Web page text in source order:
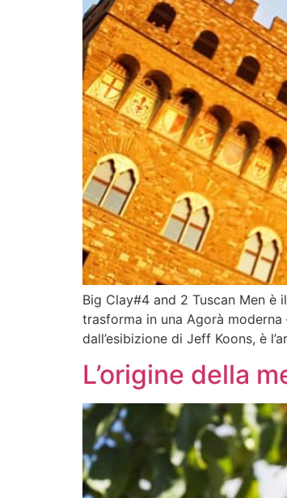
Big Clay#4 and 2 Tuscan Men è
trasforma in una Agorà moderna
dall’esibizione di Jeff Koons, è
L’origine della